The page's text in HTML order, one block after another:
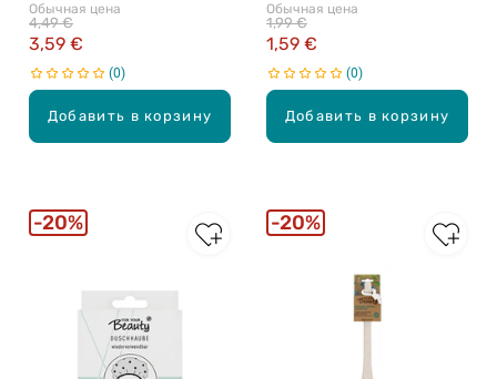
Добавить в корзину
(различные цвета)
Обычная цена
3,59 €
4,49 €
0
Добавить в корзину
нейлона (различные цвета)
Обычная цена
1,59 €
1,99 €
0
20% 20%